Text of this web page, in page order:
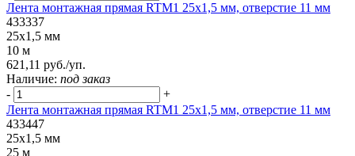
Лента монтажная прямая RTM1 25x1,5 мм, отверстие 11 мм
433337
25x1,5 мм
10 м
621,11 руб./уп.
Наличие: под заказ
-
+
Лента монтажная прямая RTM1 25x1,5 мм, отверстие 11 мм
433447
25x1,5 мм
25 м